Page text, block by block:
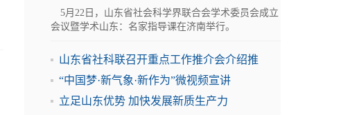
5月22日，山东省社会科学界联合会学术委员会成立
会议暨学术山东：名家指导课在济南举行。
山东省社科联召开重点工作推介会介绍推
“中国梦·新气象·新作为”微视频宣讲
立足山东优势 加快发展新质生产力